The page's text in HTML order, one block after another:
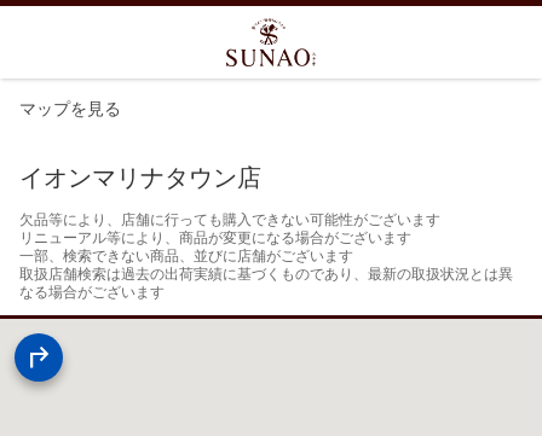
マップを見る
イオンマリナタウン店
欠品等により、店舗に行っても購入できない可能性がございます
リニューアル等により、商品が変更になる場合がございます
一部、検索できない商品、並びに店舗がございます
取扱店舗検索は過去の出荷実績に基づくものであり、最新の取扱状況とは異
なる場合がございます